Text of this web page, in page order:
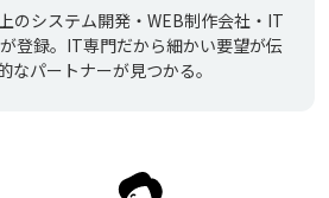
のシステム開発・WEB制作会社・IT
登録。IT専門だから細かい要望が伝
なパートナーが見つかる。